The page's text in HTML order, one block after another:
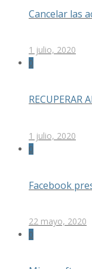
Cancelar las
1 julio, 2020
0
RECUPERAR
1 julio, 2020
0
Facebook
22 mayo, 2020
0